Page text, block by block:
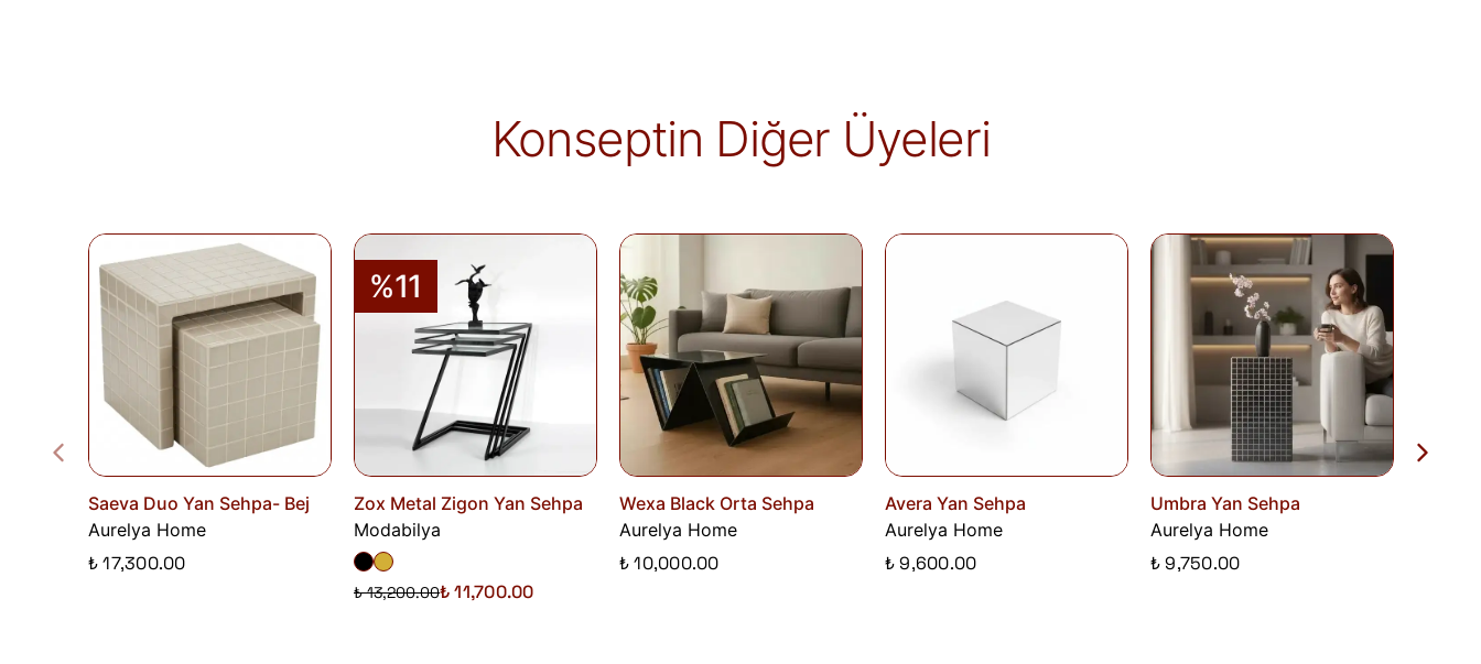
alır.
İade edilen ürünler, iade şartlarına uygun olduğu takdirde 10 gün içinde bankanıza
iletilir. İade sürecini başlatmak için lütfen
Konseptin Diğer Üyeleri
Saeva Duo Yan Sehpa- Bej
Aurelya Home
₺ 17,300.00
%11
Zox Metal Zigon Yan Sehpa
Modabilya
₺ 13,200.00₺ 11,700.00
Wexa Black Orta Sehpa
Aurelya Home
₺ 10,000.00
Avera Yan Sehpa
Aurelya Home
₺ 9,600.00
Umbra Yan Sehpa
Aurelya Home
₺ 9,750.00